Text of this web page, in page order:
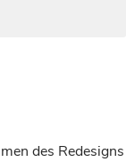
des Redesigns